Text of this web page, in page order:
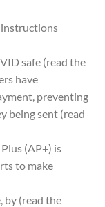
safe (read the
have
preventing
being sent (read
(AP+) is
to make
by (read the